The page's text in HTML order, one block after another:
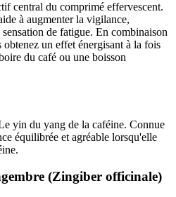
central du comprimé effervescent.
à augmenter la vigilance,
de fatigue. En combinaison
un effet énergisant à la fois
du café ou une boisson
yin du yang de la caféine. Connue
équilibrée et agréable lorsqu'elle
(Zingiber officinale)